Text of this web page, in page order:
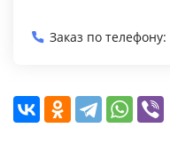
Заказ по телефону: